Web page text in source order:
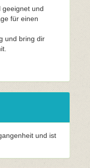
geeignet und
für einen
und bring dir
und ist